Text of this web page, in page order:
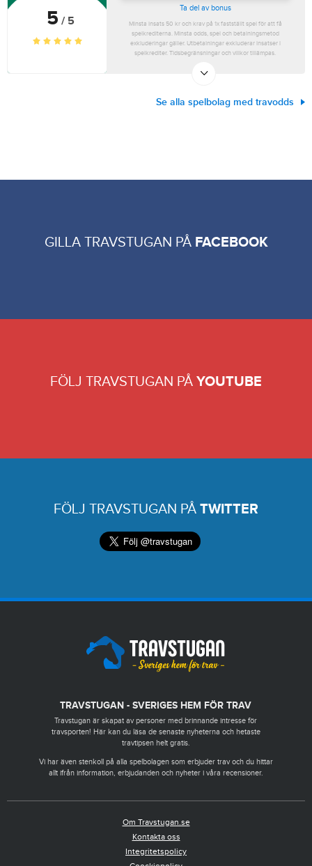
5 / 5
Ta del av bonus
Minsta insats 50 kr och krav på 1x fastställt spel för att få
spelkrediterna. Minsta odds, spel och betalningsmetod
exkluderingar gäller. Utbetalningar exkluderar insatser i
spelkrediter. Tidsbegränsningar och villkor tillämpas.
Se alla spelbolag med travodds
GILLA TRAVSTUGAN PÅ FACEBOOK
FÖLJ TRAVSTUGAN PÅ YOUTUBE
FÖLJ TRAVSTUGAN PÅ TWITTER
TRAVSTUGAN - SVERIGES HEM FÖR TRAV
Travstugan är skapat av personer med brinnande intresse för
travsporten! Här kan du läsa de senaste nyheterna och hetaste
travtipsen helt gratis.
Vi har även stenkoll på alla spelbolagen som erbjuder trav och du hittar
allt ifrån information, erbjudanden och nyheter i våra recensioner.
Om Travstugan.se
Kontakta oss
Integritetspolicy